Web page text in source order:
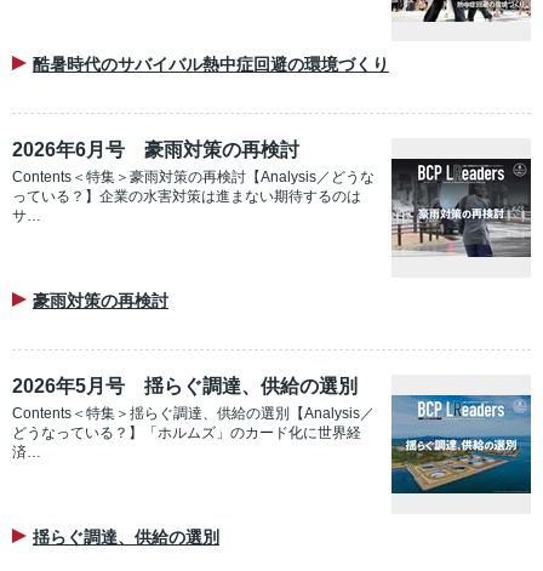
酷暑時代のサバイバル熱中症回避の環境づくり
2026年6月号 豪雨対策の再検討
Contents＜特集＞豪雨対策の再検討【Analysis／どうな
っている？】企業の水害対策は進まない期待するのは
サ…
豪雨対策の再検討
2026年5月号 揺らぐ調達、供給の選別
Contents＜特集＞揺らぐ調達、供給の選別【Analysis／
どうなっている？】「ホルムズ」のカード化に世界経
済…
揺らぐ調達、供給の選別